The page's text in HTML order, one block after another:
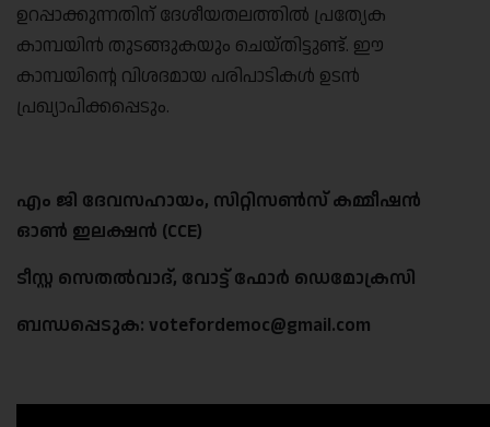
ഉറപ്പാക്കുന്നതിന് ദേശീയതലത്തിൽ പ്രത്യേക
കാമ്പയിൻ തുടങ്ങുകയും ചെയ്തിട്ടുണ്ട്. ഈ
കാമ്പയിന്റെ വിശദമായ പരിപാടികൾ ഉടൻ
പ്രഖ്യാപിക്കപ്പെടും.
എം ജി ദേവസഹായം, സിറ്റിസൺസ് കമ്മീഷൻ
ഓൺ ഇലക്ഷൻ (CCE)
ടീസ്റ്റ സെതൽവാദ്, വോട്ട് ഫോർ ഡെമോക്രസി
ബന്ധപ്പെടുക: votefordemoc@gmail.com